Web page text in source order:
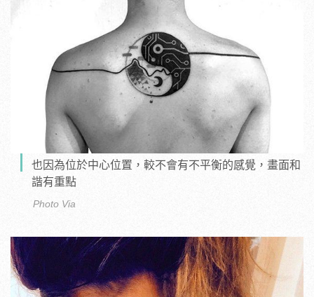
也因為位於中心位置，較不會有不平衡的感覺，畫面和
諧有重點
Photo Via